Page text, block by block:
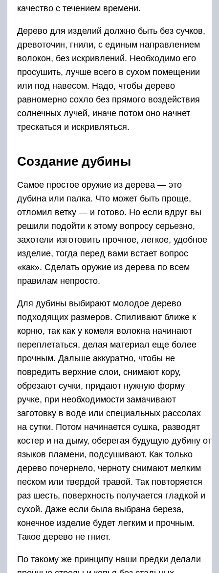
качество с течением времени.
Дерево для изделий должно быть без сучков,
древоточин, гнили, с единым направлением
волокон, без искривлений. Необходимо его
просушить, лучше всего в сухом помещении
или под навесом. Надо, чтобы дерево
равномерно сохло без прямого воздействия
солнечных лучей, иначе потом оно начнет
трескаться и искривляться.
Создание дубины
Самое простое оружие из дерева — это
дубина или палка. Что может быть проще,
отломил ветку — и готово. Но если вдруг вы
решили подойти к этому вопросу серьезно,
захотели изготовить прочное, легкое, удобное
изделие, тогда перед вами встает вопрос
«как». Сделать оружие из дерева по всем
правилам непросто.
Для дубины выбирают молодое дерево
подходящих размеров. Спиливают ближе к
корню, так как у комеля волокна начинают
переплетаться, делая материал еще более
прочным. Дальше аккуратно, чтобы не
повредить верхние слои, снимают кору,
обрезают сучки, придают нужную форму
ручке, при необходимости замачивают
заготовку в воде или специальных рассолах
на сутки. Потом начинается сушка, разводят
костер и на дыму, оберегая будущую дубину от
языков пламени, подсушивают. Как только
дерево почернело, черноту снимают мелким
песком или твердой травой. Так повторяется
раз шесть, поверхность получается гладкой и
сухой. Даже если была выбрана береза,
конечное изделие будет легким и прочным.
Такое дерево не гниет.
По такому же принципу наши предки делали